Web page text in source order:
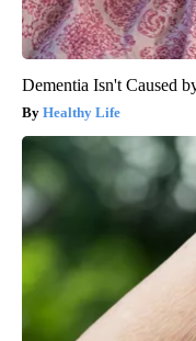
Dementia Isn't Caused
Healthy Life